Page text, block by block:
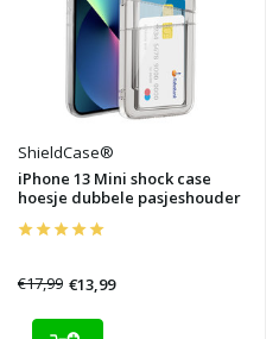
ShieldCase®
iPhone 13 Mini shock case
hoesje dubbele pasjeshouder
€17,99 €13,99